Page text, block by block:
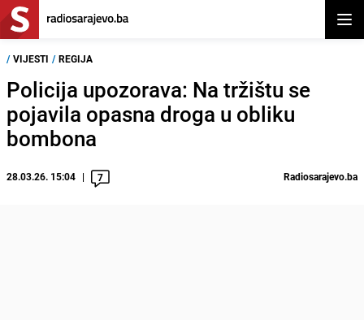
/ VIJESTI / REGIJA
Policija upozorava: Na tržištu se
pojavila opasna droga u obliku
bombona
28.03.26. 15:04 7 Radiosarajevo.ba